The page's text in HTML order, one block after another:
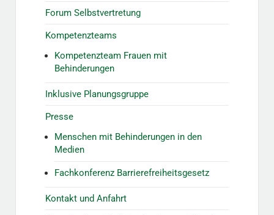
Forum Selbstvertretung
Kompetenzteams
Kompetenzteam Frauen mit
Behinderungen
Inklusive Planungsgruppe
Presse
Menschen mit Behinderungen in den
Medien
Fachkonferenz Barrierefreiheitsgesetz
Kontakt und Anfahrt